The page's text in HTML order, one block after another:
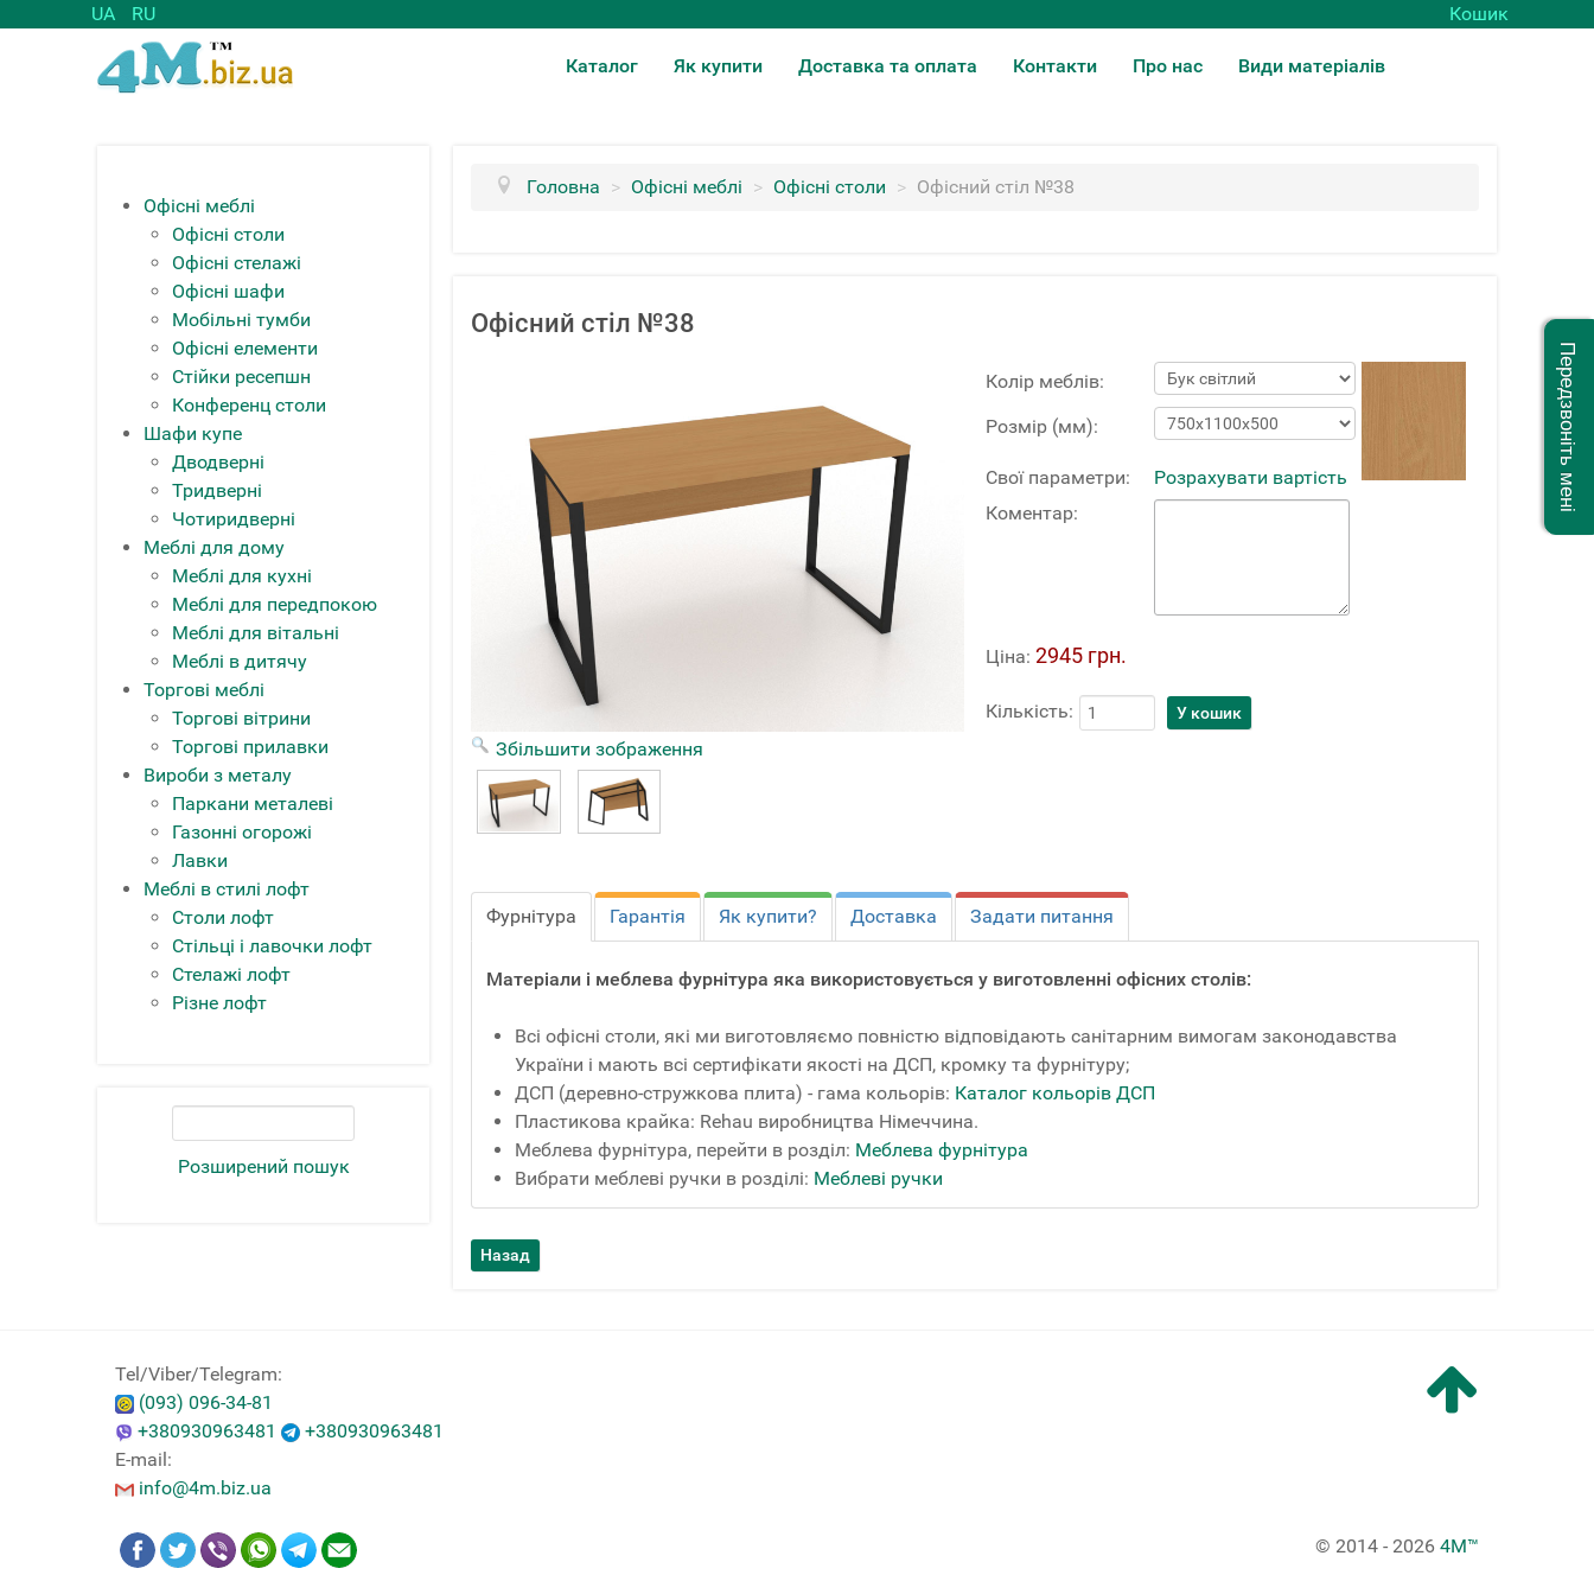
UA RU Кошик
Каталог Як купити Доставка та оплата Контакти Про нас Види матеріалів
Офісні меблі
Офісні столи
Офісні стелажі
Офісні шафи
Мобільні тумби
Офісні елементи
Стійки ресепшн
Конференц столи
Шафи купе
Дводверні
Тридверні
Чотиридверні
Меблі для дому
Меблі для кухні
Меблі для передпокою
Меблі для вітальні
Меблі в дитячу
Торгові меблі
Торгові вітрини
Торгові прилавки
Вироби з металу
Паркани металеві
Газонні огорожі
Лавки
Меблі в стилі лофт
Столи лофт
Стільці і лавочки лофт
Стелажі лофт
Різне лофт
Розширений пошук
Головна > Офісні меблі > Офісні столи > Офісний стіл №38
Офісний стіл №38
Збільшити зображення
Колір меблів:
Розмір (мм):
Свої параметри:
Розрахувати вартість
Коментар:
Ціна:2945 грн.
Кількість:
Фурнітура Гарантія Як купити? Доставка Задати питання
Матеріали і меблева фурнітура яка використовується у виготовленні офісних столів:
Всі офісні столи, які ми виготовляємо повністю відповідають санітарним вимогам законодавства
України і мають всі сертифікати якості на ДСП, кромку та фурнітуру;
ДСП (деревно-стружкова плита) - гама кольорів: Каталог кольорів ДСП
Пластикова крайка: Rehau виробництва Німеччина.
Меблева фурнітура, перейти в розділ: Меблева фурнітура
Вибрати меблеві ручки в розділі: Меблеві ручки
Tel/Viber/Telegram:
(093) 096-34-81
+380930963481
+380930963481
E-mail:
info@4m.biz.ua
© 2014 - 2026 4M™
Передзвоніть мені